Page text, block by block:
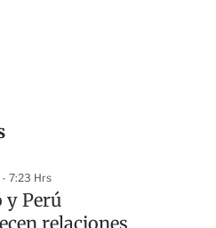
7:23 Hrs
y Perú
relaciones